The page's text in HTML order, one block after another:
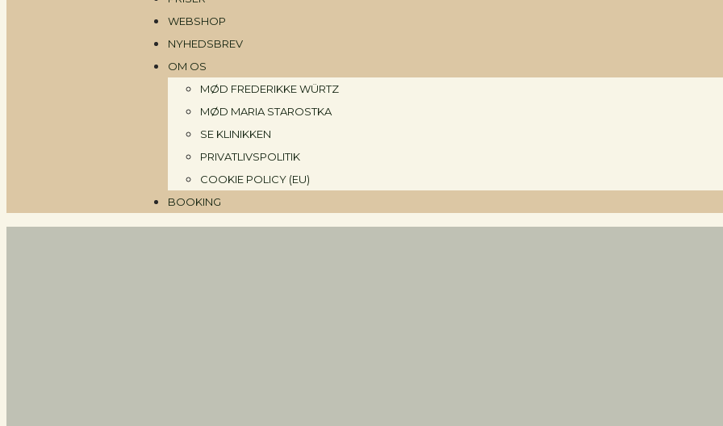
WEBSHOP
NYHEDSBREV
OM OS
MØD FREDERIKKE WÜRTZ
MØD MARIA STAROSTKA
SE KLINIKKEN
PRIVATLIVSPOLITIK
COOKIE POLICY (EU)
BOOKING